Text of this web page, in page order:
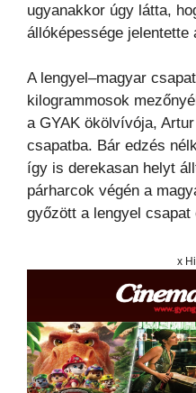
ugyanakkor úgy látta,
állóképessége jelentette
A lengyel–magyar
kilogrammosok
a GYAK ökölvívója,
csapatba. Bár edzés
így is derekasan helyt
párharcok végén a
győzött a lengyel csapat
x